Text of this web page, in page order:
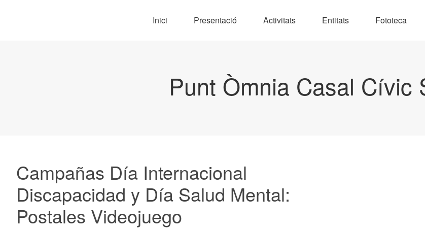
Inici Presentació Activitats Entitats Fototeca
Punt Òmnia Casal Cívic
Campañas Día Internacional
Discapacidad y Día Salud Mental:
Postales Videojuego